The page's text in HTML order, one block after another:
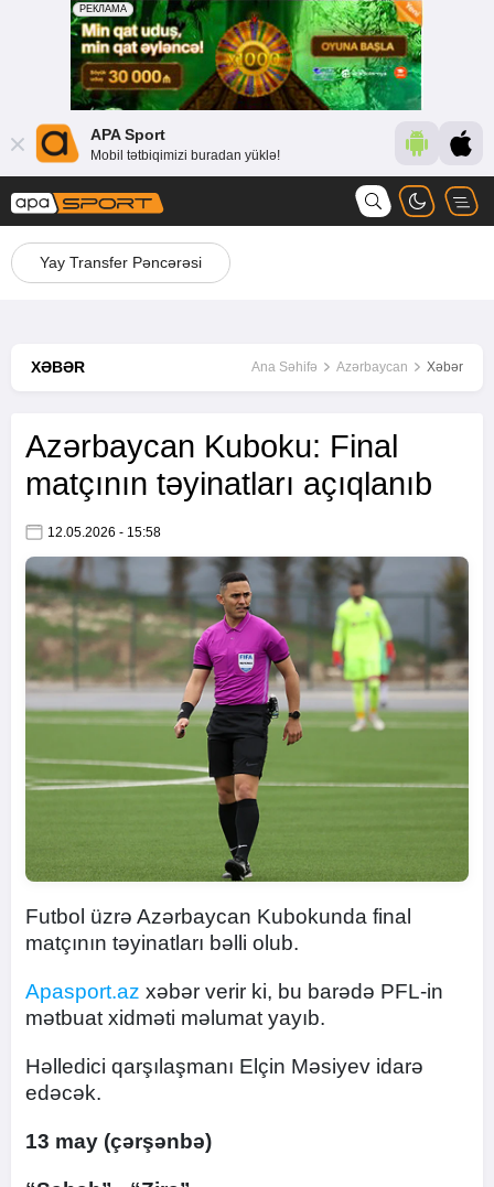
APA Sport
Mobil tətbiqimizi buradan yüklə!
Yay Transfer Pəncərəsi
XƏBƏR Ana Səhifə Azərbaycan Xəbər
Azərbaycan Kuboku: Final
matçının təyinatları açıqlanıb
12.05.2026 - 15:58
Futbol üzrə Azərbaycan Kubokunda final
matçının təyinatları bəlli olub.
Apasport.az xəbər verir ki, bu barədə PFL-in
mətbuat xidməti məlumat yayıb.
Həlledici qarşılaşmanı Elçin Məsiyev idarə
edəcək.
13 may (çərşənbə)